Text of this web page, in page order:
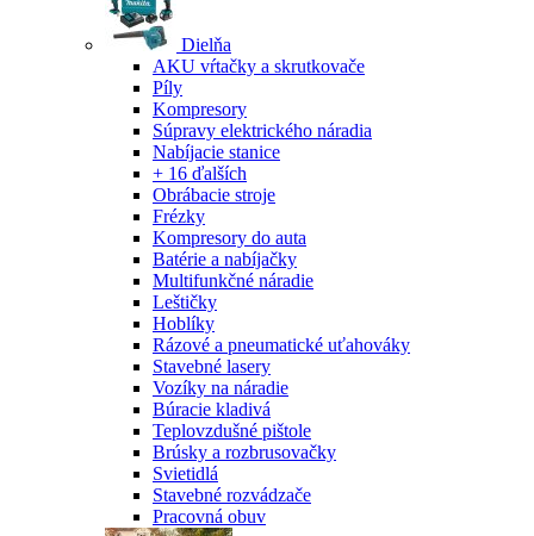
Dielňa
AKU vŕtačky a skrutkovače
Píly
Kompresory
Súpravy elektrického náradia
Nabíjacie stanice
+ 16 ďalších
Obrábacie stroje
Frézky
Kompresory do auta
Batérie a nabíjačky
Multifunkčné náradie
Leštičky
Hoblíky
Rázové a pneumatické uťahováky
Stavebné lasery
Vozíky na náradie
Búracie kladivá
Teplovzdušné pištole
Brúsky a rozbrusovačky
Svietidlá
Stavebné rozvádzače
Pracovná obuv